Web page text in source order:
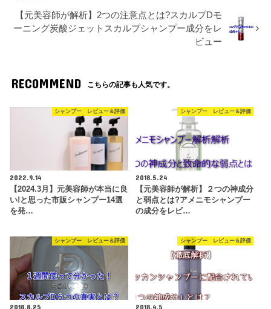
【元美容師が解析】2つの注意点とは?スカルプDモ
ーニング炭酸ジェットスカルプシャンプー成分をレ
ビュー
RECOMMEND こちらの記事も人気です。
シャンプー レビュー＆評価
2022.9.14
【2024.3月】元美容師が本当に良
い!と思った市販シャンプー14選
を発…
シャンプー レビュー＆評価
2018.5.24
【元美容師が解析】２つの神成分
と弱点とは?アメニモシャンプー
の成分をレビ…
シャンプー レビュー＆評価
2018.8.25
シャンプー レビュー＆評価
2018.4.5